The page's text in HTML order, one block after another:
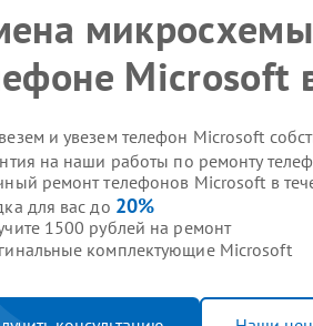
Microsoft
и увезем телефон Microsoft
на наши работы по ремонту
ремонт телефонов Microsoft в
для вас до 20%
1500 рублей на ремонт
комплектующие Microsoft